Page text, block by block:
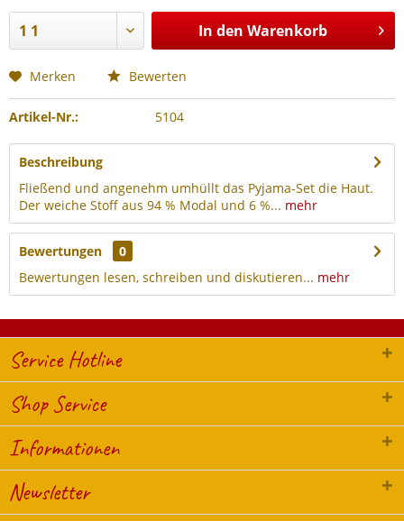
In den Warenkorb
Merken Bewerten
Artikel-Nr.: 5104
Beschreibung
Fließend und angenehm umhüllt das Pyjama-Set die Haut.
Der weiche Stoff aus 94 % Modal und 6 %... mehr
Bewertungen
0
Bewertungen lesen, schreiben und diskutieren... mehr
Service Hotline
Shop Service
Informationen
Newsletter